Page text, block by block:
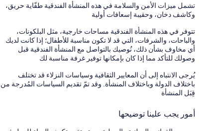
تشمل ميزات الأمن والسلامة في هذه المنشأة الفندقية طفّاية حريق،
وكاشف دخان، وحقيبة إسعافات أولية
تتوفر في هذه المنشأة الفندقية مساحات خارجية، مثل البلكونات،
والباحات، والشرفات، التي قد لا تكون مناسبة للأطفال؛ إذا كانت لديك
أي مخاوف بشأن ذلك، نُوصيك بالتواصل مع المنشأة الفندقية قبل
وصولك للتأكد مما إذا كان بإمكانها توفير غرفة مناسبة لك
يُرجى الانتباه إلى أن المعايير الثقافية وسياسات النزلاء قد تختلف
باختلاف الدولة وباختلاف المنشأة. وقد تمّ تقديم السياسات المُدرجة من
قِبَل المنشأة
أمور يجب علينا توضيحها